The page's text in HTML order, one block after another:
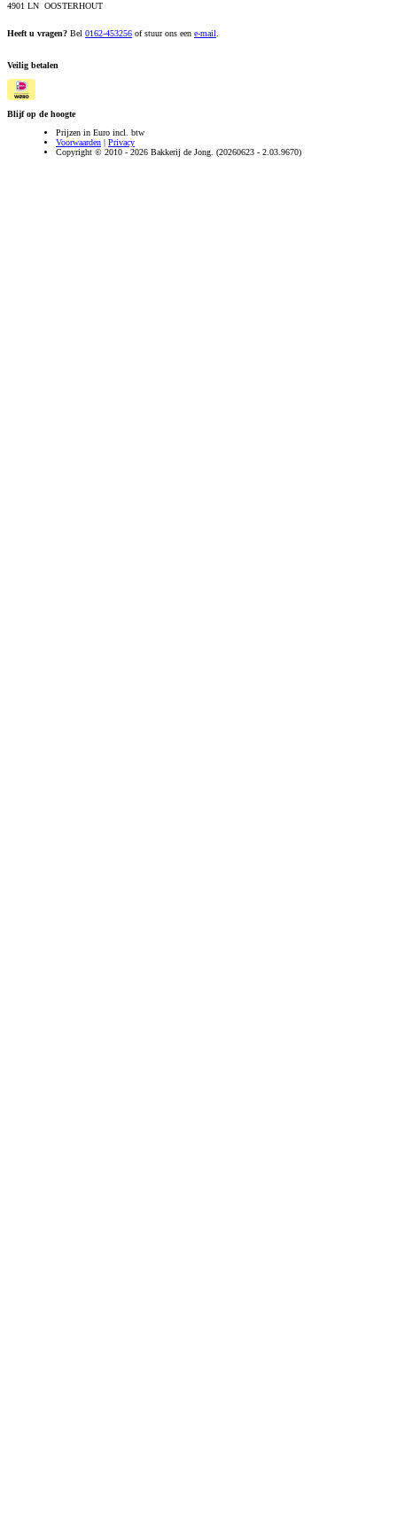
4901 LN OOSTERHOUT
Heeft u vragen? Bel 0162-453256 of stuur ons een e-mail.
Veilig betalen
Blijf op de hoogte
Prijzen in Euro incl. btw
Voorwaarden | Privacy
Copyright © 2010 - 2026 Bakkerij de Jong. (20260623 - 2.03.9670)